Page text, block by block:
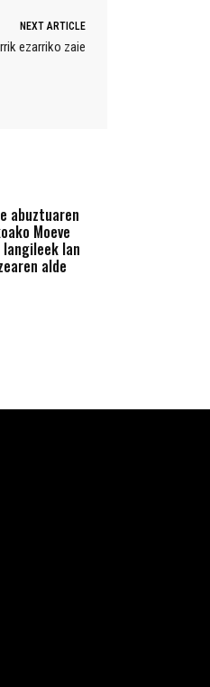
NEXT ARTICLE
ezarriko zaie
abuztuaren
Moeve
lan
alde